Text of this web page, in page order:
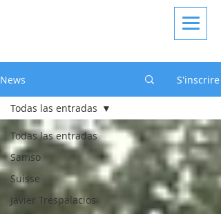
News S'inscrire
Todas las entradas
Samso
Suisse
Javier Trespalacios
Todas las entradas